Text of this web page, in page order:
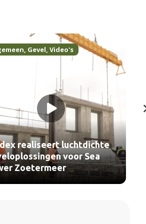
, Gevel, Video's
realiseert luchtdichte
voor Sea
Zoetermeer